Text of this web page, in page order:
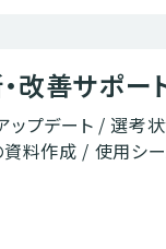
改善サポー
ップデート / 選考
資料作成 / 使用シ